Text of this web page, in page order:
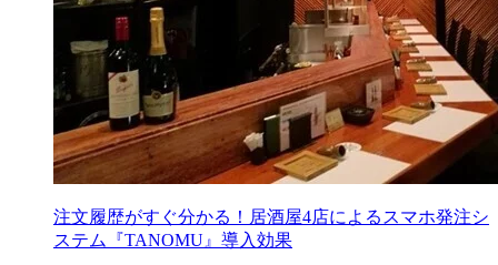
注文履歴がすぐ分かる！居酒屋4店によるスマホ発注シ
ステム『TANOMU』導入効果